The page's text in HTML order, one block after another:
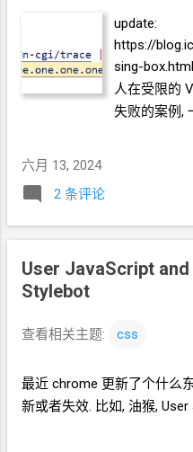
update:
https://
sing-
人在受限的
失败的案例,
六月 13, 2024
2 条评论
User JavaScript and
Stylebot
查看相关主题: css
最近 chrome 更新了个什么
新或者失效. 比如, 油猴, User